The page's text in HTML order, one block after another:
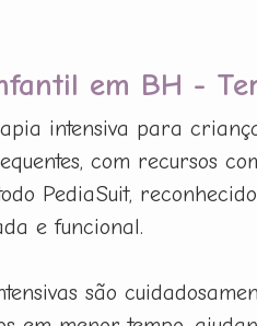
em BH -
intensiva para
com recursos
PediaSuit,
e funcional.
são